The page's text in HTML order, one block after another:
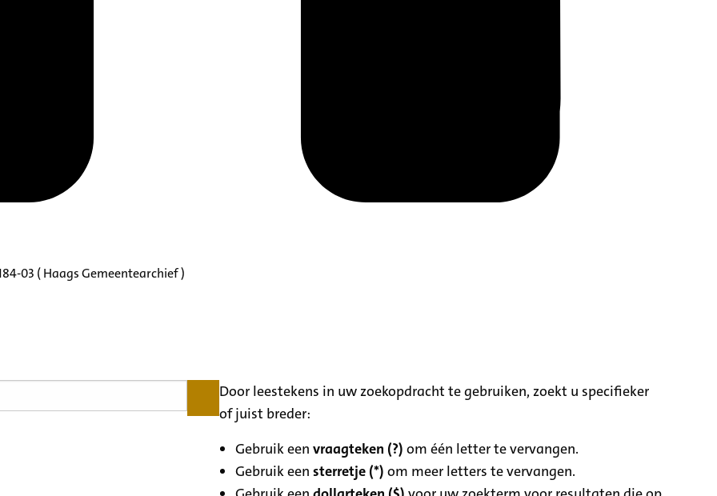
03 ( Haags Gemeentearchief )
Door leestekens in uw zoekopdracht te gebruiken, zoekt u specifieker
of juist breder:
Gebruik eenvraagteken (?) om één letter te vervangen.
Gebruik eensterretje (*) om meer letters te vervangen.